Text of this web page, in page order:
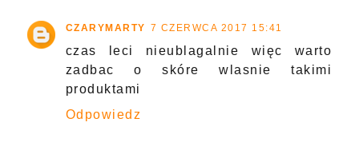
CZARYMARTY 7 CZERWCA 2017 15:41
czas leci nieublagalnie więc warto
zadbac o skóre wlasnie takimi
produktami
Odpowiedz